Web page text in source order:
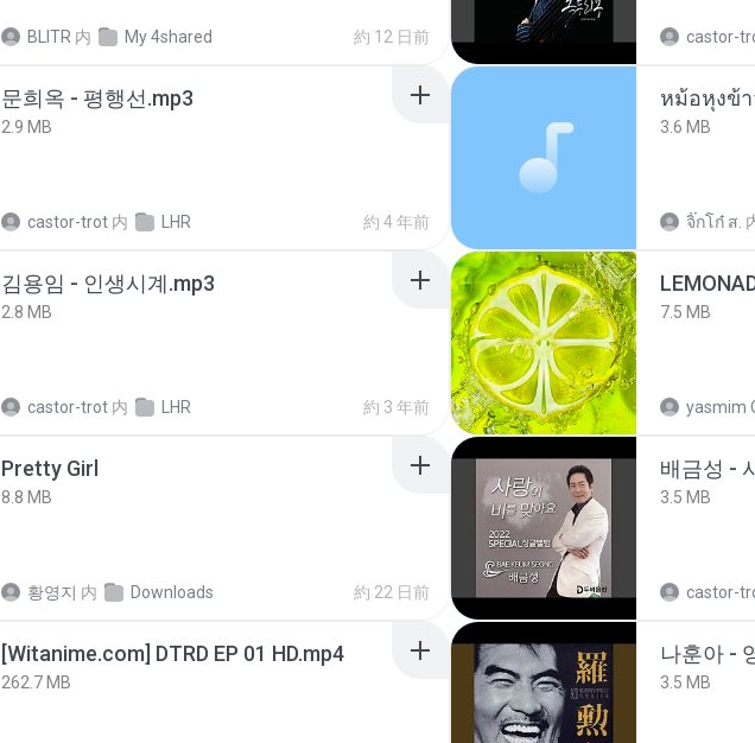
BLITR 内 My 4shared 約 12 日前 castor-
문희옥 - 평행선.mp3
2.9 MB
castor-trot 内 LHR 約 4 年前
3.6 MB
จิ๊กโก๋ ส.
김용임 - 인생시계.mp3
2.8 MB
castor-trot 内 LHR 約 3 年前
7.5 MB
yasmim
Pretty Girl
8.8 MB
황영지 内 Downloads 約 22 日前
배금성 -
3.5 MB
castor-
[Witanime.com] DTRD EP 01 HD.mp4
262.7 MB
나훈아 -
3.5 MB